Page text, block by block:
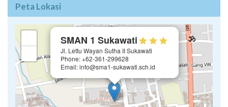
Peta Lokasi
SMAN 1 Sukawati
Jl. Lettu Wayan Sutha II Sukawati
Phone: +62-361-299628
Email: info@sma1-sukawati.sch.id